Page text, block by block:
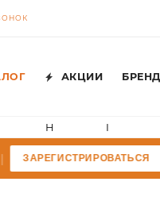
АКЦИИ
H I
ЗАРЕГИСТРИРОВАТЬСЯ